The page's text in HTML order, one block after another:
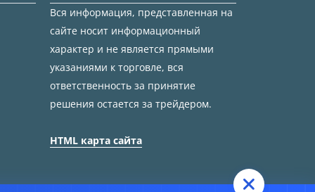
Вся информация, представленная на
сайте носит информационный
характер и не является прямыми
указаниями к торговле, вся
ответственность за принятие
решения остается за трейдером.
HTML карта сайта